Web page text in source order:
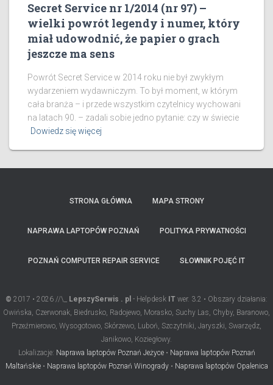
Secret Service nr 1/2014 (nr 97) –
wielki powrót legendy i numer, który
miał udowodnić, że papier o grach
jeszcze ma sens
Powrót Secret Service w 2014 roku nie był zwykłym
wydarzeniem wydawniczym. To był moment, w którym
cała branża – i przede wszystkim czytelnicy wychowani
na latach 90. – zadali sobie jedno pytanie: czy w świecie
Dowiedz się więcej
STRONA GŁÓWNA MAPA STRONY
NAPRAWA LAPTOPÓW POZNAŃ POLITYKA PRYWATNOŚCI
POZNAŃ COMPUTER REPAIR SERVICE SŁOWNIK POJĘĆ IT
© 2017 • 2026 //\_ LepszySerwis . pl - Helpdesk IT wer. 3.2 • Obszary działania:
Owińska, Czerwonak, Biedrusko, Radojewo, Morasko, Suchy Las, Chyby, Baranowo,
Przeźmierowo, Wysogotowo, Skórzewo, Luboń, Szczytniki, Jaryszki, Swarzędz,
Janikowo, Koziegłowy.
Lokalizacje: Naprawa laptopów Poznań Jeżyce• Naprawa laptopów Poznań
Maltańskie• Naprawa laptopów Poznań Winogrady• Naprawa laptopów Opalenica